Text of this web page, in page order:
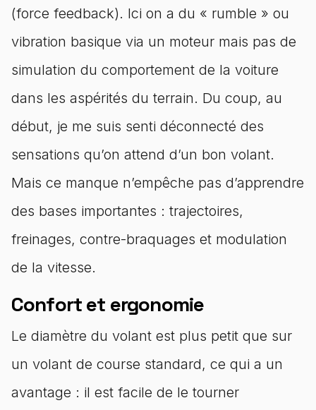
(force feedback). Ici on a du « rumble » ou
vibration basique via un moteur mais pas de
simulation du comportement de la voiture
dans les aspérités du terrain. Du coup, au
début, je me suis senti déconnecté des
sensations qu’on attend d’un bon volant.
Mais ce manque n’empêche pas d’apprendre
des bases importantes : trajectoires,
freinages, contre-braquages et modulation
de la vitesse.
Confort et ergonomie
Le diamètre du volant est plus petit que sur
un volant de course standard, ce qui a un
avantage : il est facile de le tourner